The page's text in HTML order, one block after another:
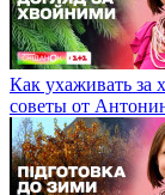
Как ухаживать за
советы от